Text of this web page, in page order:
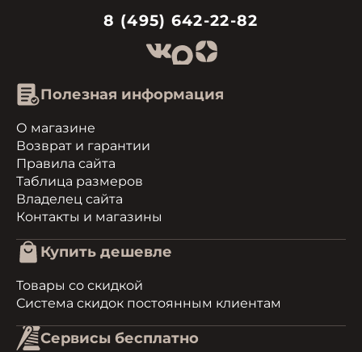
8 (495) 642-22-82
Полезная информация
О магазине
Возврат и гарантии
Правила сайта
Таблица размеров
Владелец сайта
Контакты и магазины
Купить дешевле
Товары со скидкой
Система скидок постоянным клиентам
Сервисы бесплатно